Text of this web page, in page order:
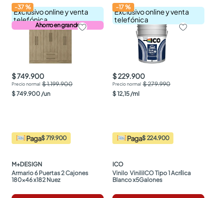
Exclusivo online y venta
telefónica
Ahorro en grande
-37%
$ 749.900
$ 1.199.900
$749.900 /un
Paga$ 719.900
M+DESIGN
Armario 6 Puertas 2 Cajones
180x46 x182 Nuez
Exclusivo online y venta
telefónica
-17%
$ 229.900
$ 279.990
$12,15 /ml
Paga$ 224.900
ICO
Vinilo  ViniliICO Tipo 1 Acrílica
Blanco x5Galones